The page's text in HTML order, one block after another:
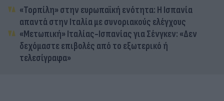
«Τορπίλη» στην ευρωπαϊκή ενότητα: Η Ισπανία
απαντά στην Ιταλία με συνοριακούς ελέγχους
«Μετωπική» Ιταλίας-Ισπανίας για Σένγκεν: «Δεν
δεχόμαστε επιβολές από το εξωτερικό ή
τελεσίγραφα»